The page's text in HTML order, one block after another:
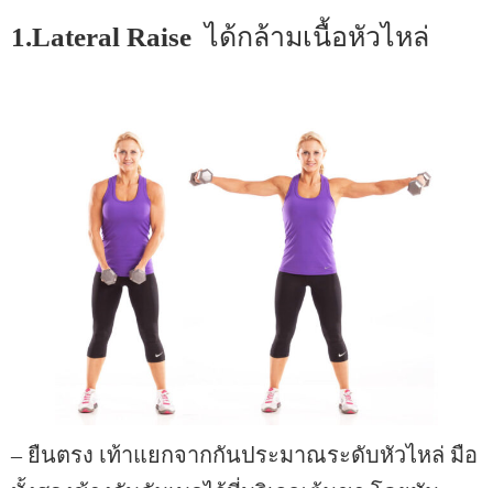
1.Lateral Raise ได้กล้ามเนื้อหัวไหล่
– ยืนตรง เท้าแยกจากกันประมาณระดับหัวไหล่ มือ